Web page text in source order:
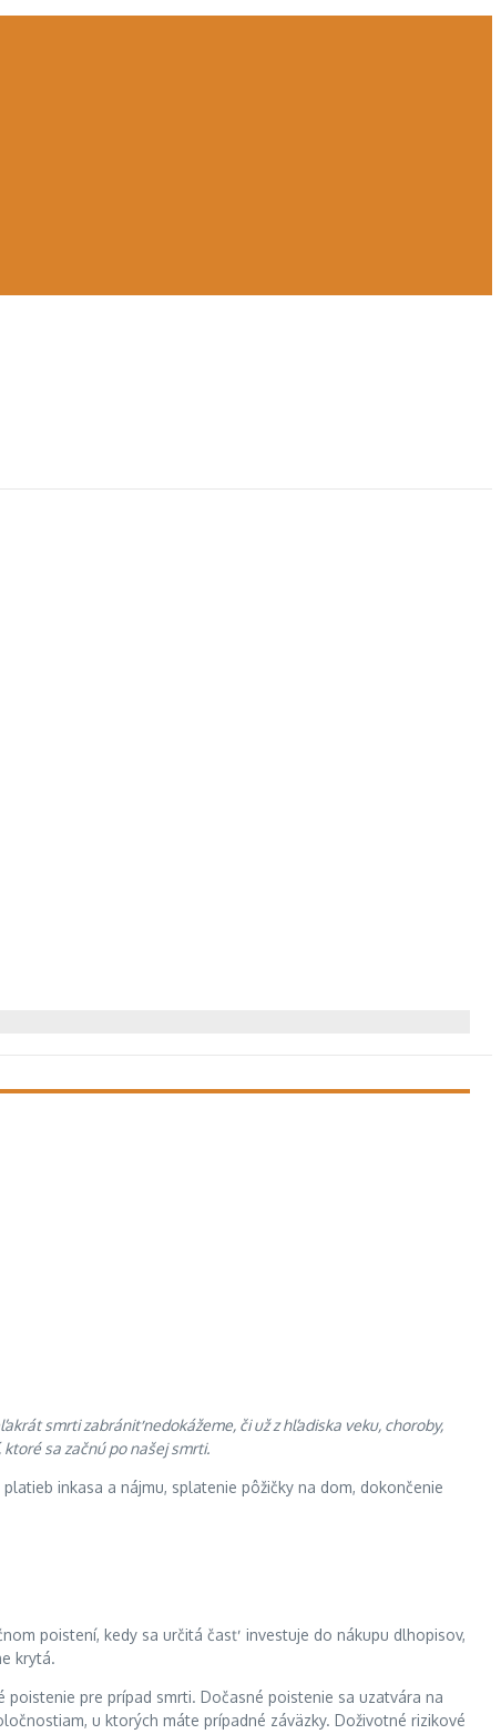
smrti zabrániť nedokážeme, či už z hľadiska veku, choroby,
sa začnú po našej smrti.
inkasa a nájmu, splatenie pôžičky na dom, dokončenie
poistení, kedy sa určitá časť investuje do nákupu dlhopisov,
krytá.
pre prípad smrti. Dočasné poistenie sa uzatvára na
u ktorých máte prípadné záväzky. Doživotné rizikové